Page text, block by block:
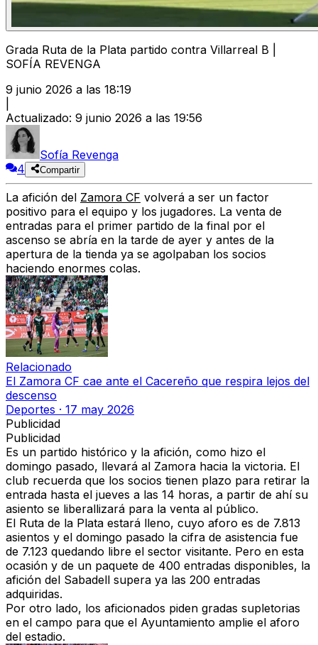
Grada Ruta de la Plata partido contra Villarreal B |
SOFÍA REVENGA
9 junio 2026 a las 18:19
Actualizado: 9 junio 2026 a las 19:56
Sofía Revenga
4
Compartir
La afición del Zamora CF volverá a ser un factor
positivo para el equipo y los jugadores. La venta de
entradas para el primer partido de la final por el
ascenso se abría en la tarde de ayer y antes de la
apertura de la tienda ya se agolpaban los socios
haciendo enormes colas.
Relacionado
El Zamora CF cae ante el Cacereño que respira lejos del
descenso
Deportes · 17 may 2026
Publicidad
Publicidad
Es un partido histórico y la afición, como hizo el
domingo pasado, llevará al Zamora hacia la victoria. El
club recuerda que los socios tienen plazo para retirar la
entrada hasta el jueves a las 14 horas, a partir de ahí su
asiento se liberallizará para la venta al público.
El Ruta de la Plata estará lleno, cuyo aforo es de 7.813
asientos y el domingo pasado la cifra de asistencia fue
de 7.123 quedando libre el sector visitante. Pero en esta
ocasión y de un paquete de 400 entradas disponibles, la
afición del Sabadell supera ya las 200 entradas
adquiridas.
Por otro lado, los aficionados piden gradas supletorias
en el campo para que el Ayuntamiento amplie el aforo
del estadio.